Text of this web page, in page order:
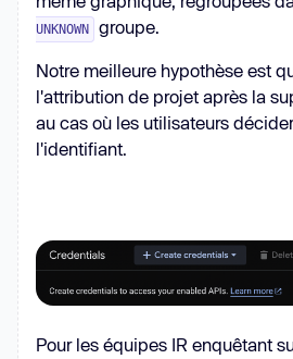
UNKNOWN
groupe.
Notre meilleure hypothèse est
l'attribution de projet après la
au cas où les utilisateurs
l'identifiant.
Pour les équipes IR enquêtant